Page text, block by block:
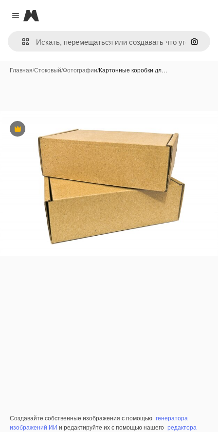
Close menu
Magnific
Поиск
Главная/Стоковый/Фотографии/Картонные коробки дл…
Премиум
Создавайте собственные изображения с помощью генератора
изображений ИИ и редактируйте их с помощью нашего редактора